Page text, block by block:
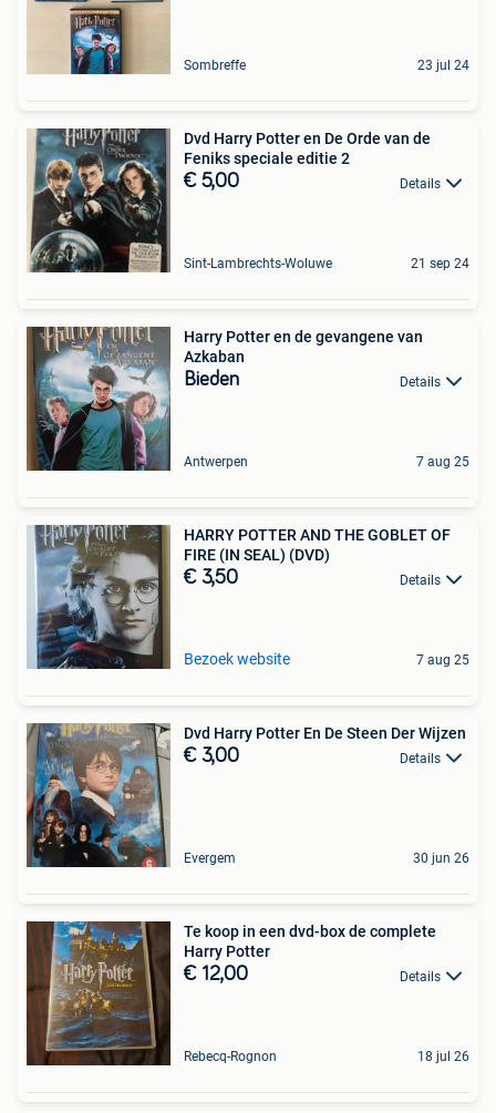
Sombreffe 23 jul 24
Dvd Harry Potter en De Orde van de
Feniks speciale editie 2
€ 5,00 Details
Sint-Lambrechts-Woluwe 21 sep 24
Harry Potter en de gevangene van
Azkaban
Bieden Details
Antwerpen 7 aug 25
HARRY POTTER AND THE GOBLET OF
FIRE (IN SEAL) (DVD)
€ 3,50 Details
Bezoek website 7 aug 25
Dvd Harry Potter En De Steen Der Wijzen
€ 3,00 Details
Evergem 30 jun 26
Te koop in een dvd-box de complete
Harry Potter
€ 12,00 Details
Rebecq-Rognon 18 jul 26